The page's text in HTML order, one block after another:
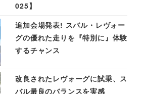
025】
追加会場発表! スバル・レヴォー
グの優れた走りを『特別に』体験
するチャンス
改良されたレヴォーグに試乗、ス
バル最良のバランスを実感